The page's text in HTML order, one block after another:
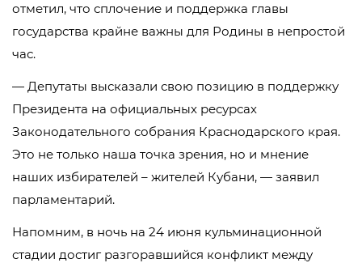
отметил, что сплочение и поддержка главы
государства крайне важны для Родины в непростой
час.
— Депутаты высказали свою позицию в поддержку
Президента на официальных ресурсах
Законодательного собрания Краснодарского края.
Это не только наша точка зрения, но и мнение
наших избирателей – жителей Кубани, — заявил
парламентарий.
Напомним, в ночь на 24 июня кульминационной
стадии достиг разгоравшийся конфликт между